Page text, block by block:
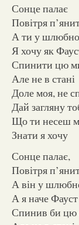
Сонце палає
Повітря
А ти у
Я хочу як
Спинити цю
Але не в стані
Доле моя, не
Дай загляну
Що ти несеш
Знати я хочу
Сонце палає,
Повітря
А він у
А я наче Фауст
Спинив би цю